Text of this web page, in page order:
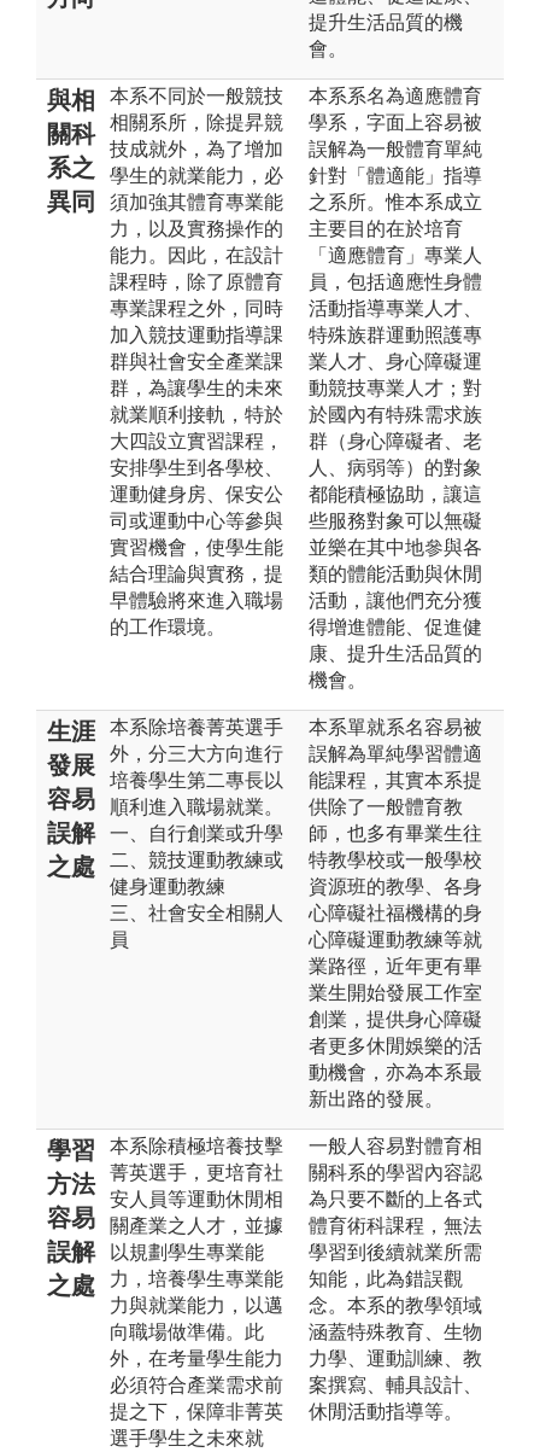
提升生活品質的機
會。
與相
關科
系之
異同
本系不同於一般競技
相關系所，除提昇競
技成就外，為了增加
學生的就業能力，必
須加強其體育專業能
力，以及實務操作的
能力。因此，在設計
課程時，除了原體育
專業課程之外，同時
加入競技運動指導課
群與社會安全產業課
群，為讓學生的未來
就業順利接軌，特於
大四設立實習課程，
安排學生到各學校、
運動健身房、保安公
司或運動中心等參與
實習機會，使學生能
結合理論與實務，提
早體驗將來進入職場
的工作環境。
本系系名為適應體育
學系，字面上容易被
誤解為一般體育單純
針對「體適能」指導
之系所。惟本系成立
主要目的在於培育
「適應體育」專業人
員，包括適應性身體
活動指導專業人才、
特殊族群運動照護專
業人才、身心障礙運
動競技專業人才；對
於國內有特殊需求族
群（身心障礙者、老
人、病弱等）的對象
都能積極協助，讓這
些服務對象可以無礙
並樂在其中地參與各
類的體能活動與休閒
活動，讓他們充分獲
得增進體能、促進健
康、提升生活品質的
機會。
生涯
發展
容易
誤解
之處
本系除培養菁英選手
外，分三大方向進行
培養學生第二專長以
順利進入職場就業。
一、自行創業或升學
二、競技運動教練或
健身運動教練
三、社會安全相關人
員
本系單就系名容易被
誤解為單純學習體適
能課程，其實本系提
供除了一般體育教
師，也多有畢業生往
特教學校或一般學校
資源班的教學、各身
心障礙社福機構的身
心障礙運動教練等就
業路徑，近年更有畢
業生開始發展工作室
創業，提供身心障礙
者更多休閒娛樂的活
動機會，亦為本系最
新出路的發展。
學習
方法
容易
誤解
之處
本系除積極培養技擊
菁英選手，更培育社
安人員等運動休閒相
關產業之人才，並據
以規劃學生專業能
力，培養學生專業能
力與就業能力，以邁
向職場做準備。此
外，在考量學生能力
必須符合產業需求前
提之下，保障非菁英
選手學生之未來就
一般人容易對體育相
關科系的學習內容認
為只要不斷的上各式
體育術科課程，無法
學習到後續就業所需
知能，此為錯誤觀
念。本系的教學領域
涵蓋特殊教育、生物
力學、運動訓練、教
案撰寫、輔具設計、
休閒活動指導等。